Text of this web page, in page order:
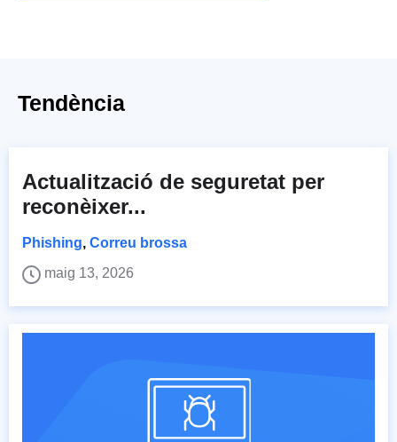
Tendència
Actualització de seguretat per
reconèixer...
Phishing, Correu brossa
maig 13, 2026